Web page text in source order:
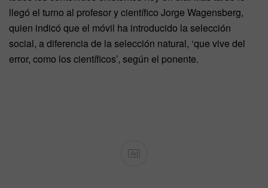
llegó el turno al profesor y científico Jorge Wagensberg,
quien indicó que el móvil ha introducido la selección
social, a diferencia de la selección natural, ‘que vive del
error, como los científicos’, según el ponente.
Ad